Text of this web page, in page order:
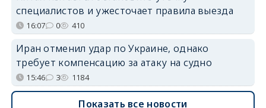
специалистов и ужесточает правила выезда
16:07 0 410
Иран отменил удар по Украине, однако
требует компенсацию за атаку на судно
15:46 3 1184
Показать все новости